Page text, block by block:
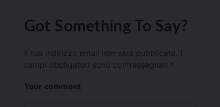
Got Something To Say?
Il tuo indirizzo email non sarà pubblicato.
campi obbligatori sono contrassegnati *
Your comment